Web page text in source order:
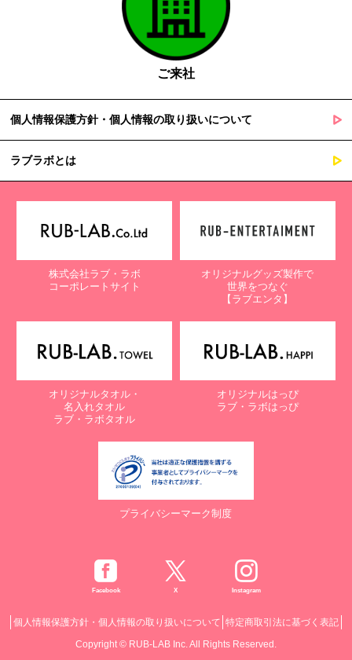
ご来社
個人情報保護方針・個人情報の取り扱いについて
ラブラボとは
株式会社ラブ・ラボ
コーポレートサイト
オリジナルグッズ製作で
世界をつなぐ
【ラブエンタ】
オリジナルタオル・
名入れタオル
ラブ・ラボタオル
オリジナルはっぴ
ラブ・ラボはっぴ
プライバシーマーク制度
Facebook X Instagram
個人情報保護方針・個人情報の取り扱いについて 特定商取引法に基づく表記
Copyright © RUB-LAB Inc. All Rights Reserved.